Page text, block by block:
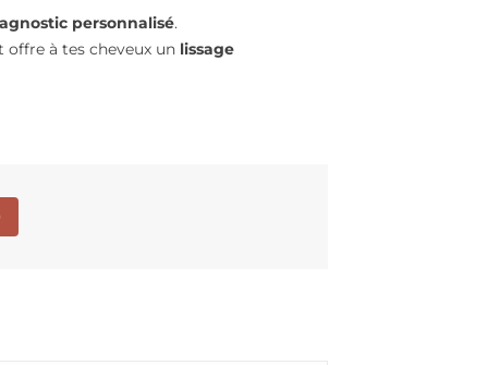
cuivrés ?
cheveux tirent la sonnette
personnalisé.
offre à tes cheveux un lissage